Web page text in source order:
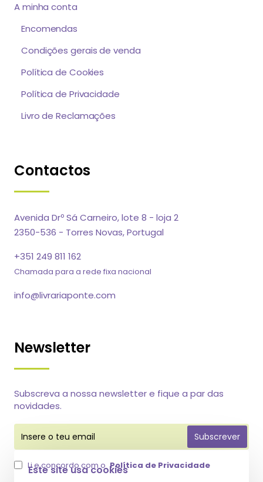
Este site usa cookies
A minha conta
Encomendas
Condições gerais de venda
Política de Cookies
Política de Privacidade
Livro de Reclamações
Contactos
Avenida Drº Sá Carneiro, lote 8 - loja 2
2350-536 - Torres Novas, Portugal
+351 249 811 162
Chamada para a rede fixa nacional
info@livrariaponte.com
Newsletter
Subscreva a nossa newsletter e fique a par das
novidades.
Insere
teu
email
Subscrever
Li e concordo com o Política de Privacidade